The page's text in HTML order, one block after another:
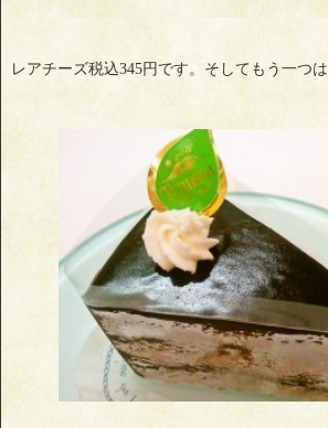
レアチーズ税込345円です。そしてもう一つは